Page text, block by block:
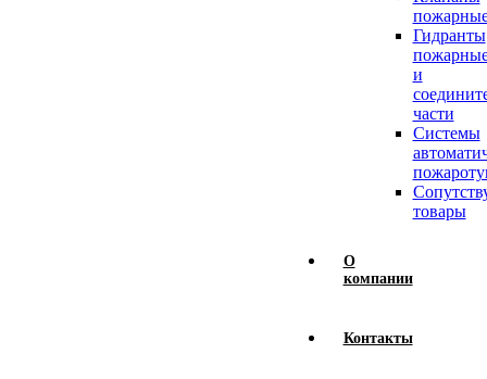
Гидранты
и
части
Системы
товары
О
компании
Контакты